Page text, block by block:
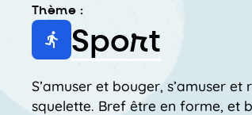
Thème :
Sport
S’amuser et bouger, s’amuser
squelette. Bref être en forme, et